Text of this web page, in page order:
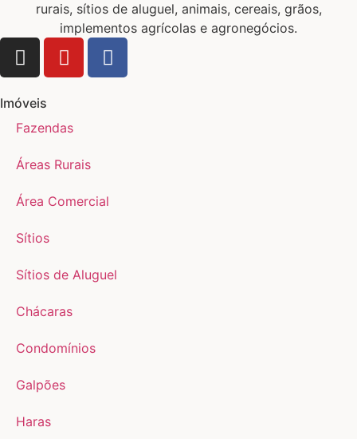
rurais, sítios de aluguel, animais, cereais, grãos,
implementos agrícolas e agronegócios.
Imóveis
Fazendas
Áreas Rurais
Área Comercial
Sítios
Sítios de Aluguel
Chácaras
Condomínios
Galpões
Haras